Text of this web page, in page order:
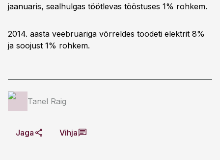
jaanuaris, sealhulgas töötlevas tööstuses 1% rohkem.
2014. aasta veebruariga võrreldes toodeti elektrit 8%
ja soojust 1% rohkem.
Tanel Raig
Jaga Vihja